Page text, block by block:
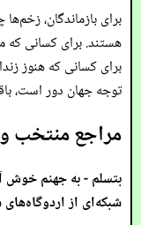
برای بازماندگان،
هستند. برای کسانی که
برای کسانی که هنوز
توجه جهان دور است،
مراجع منتخب
بتسلم -به جهنم خوش
شبکه‌ای از